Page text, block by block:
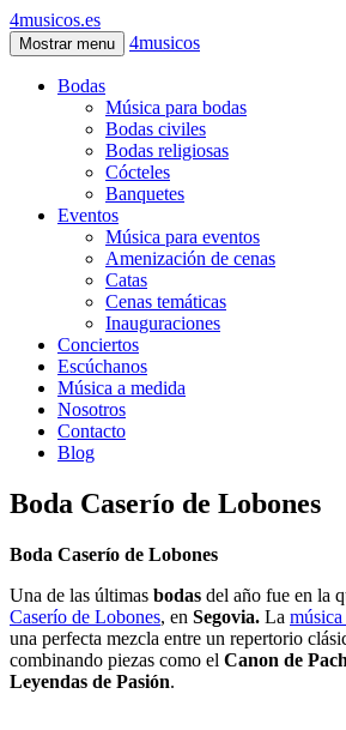
4musicos.es
Mostrar menu 4musicos
Bodas
Música para bodas
Bodas civiles
Bodas religiosas
Cócteles
Banquetes
Eventos
Música para eventos
Amenización de cenas
Catas
Cenas temáticas
Inauguraciones
Conciertos
Escúchanos
Música a medida
Nosotros
Contacto
Blog
Boda Caserío de Lobones
Boda Caserío de Lobones
Una de las últimas bodas del año fue en la
Caserío de Lobones, en Segovia. La
una perfecta mezcla entre un repertorio
combinando piezas como el Canon de
Leyendas de Pasión.